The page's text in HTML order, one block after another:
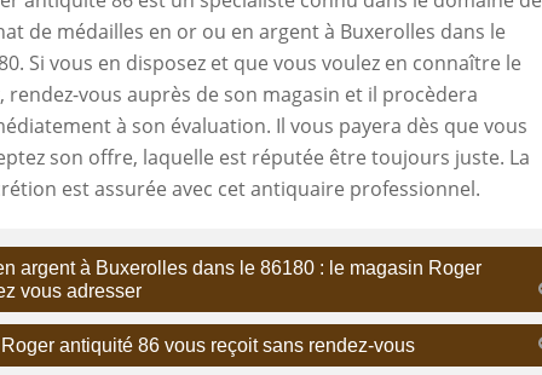
de médailles en or ou en argent à Buxerolles dans le
Si vous en disposez et que vous voulez en connaître le
rendez-vous auprès de son magasin et il procèdera
à son évaluation. Il vous payera dès que vous
son offre, laquelle est réputée être toujours juste. La
est assurée avec cet antiquaire professionnel.
argent à Buxerolles dans le 86180 : le magasin Roger
vous adresser
antiquité 86 vous reçoit sans rendez-vous